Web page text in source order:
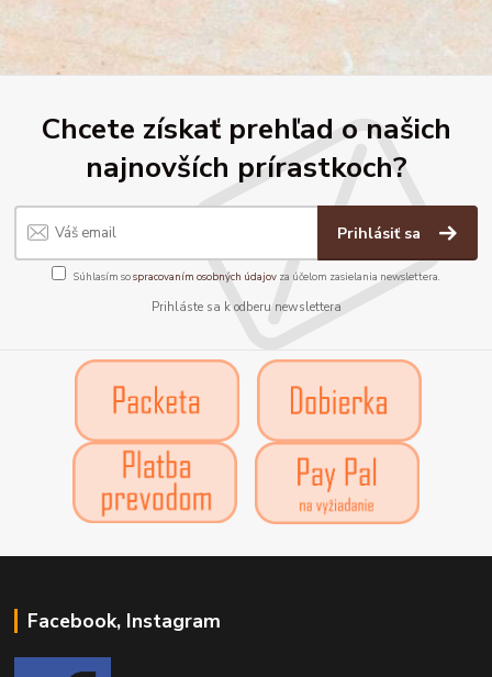
Chcete získať prehľad o našich
najnovších prírastkoch?
Prihlásiť sa
Súhlasím sospracovaním osobných údajov za účelom zasielania newslettera.
Prihláste sa k odberu newslettera
Facebook, Instagram